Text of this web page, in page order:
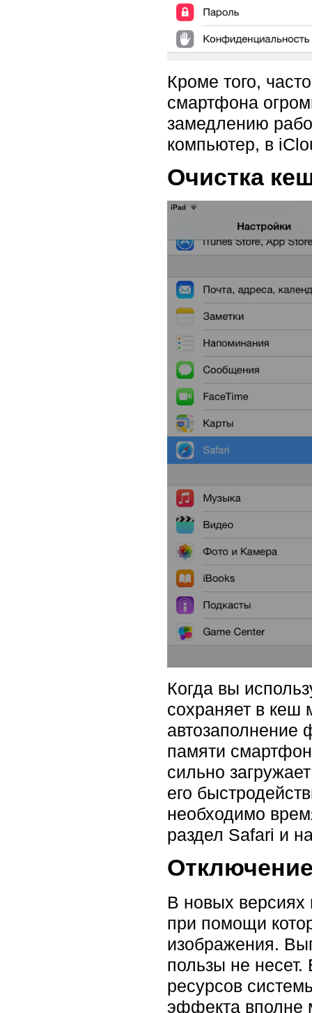
Кроме того,
смартфона
замедлению
компьютер, в
Очистка
Когда вы
сохраняет в кеш
автозаполнение
памяти
сильно
его
необходимо
раздел Safari и
В новых
при помощи
изображения.
пользы не несет.
ресурсов
эффекта вполне